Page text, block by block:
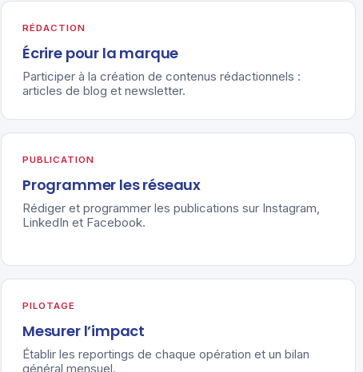
RÉDACTION
Écrire pour la marque
Participer à la création de contenus rédactionnels :
articles de blog et newsletter.
PUBLICATION
Programmer les réseaux
Rédiger et programmer les publications sur Instagram,
LinkedIn et Facebook.
PILOTAGE
Mesurer l’impact
Établir les reportings de chaque opération et un bilan
général mensuel.